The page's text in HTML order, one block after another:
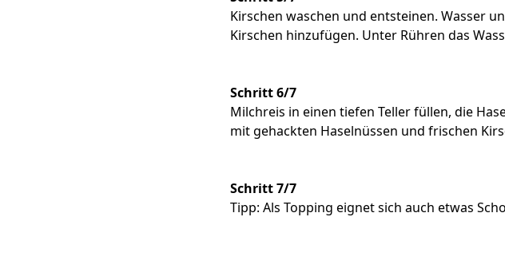
Kirschen waschen und entsteinen. Wasser
Kirschen hinzufügen. Unter Rühren das
Schritt 6/7
Milchreis in einen tiefen Teller füllen, die
mit gehackten Haselnüssen und frischen
Schritt 7/7
Tipp: Als Topping eignet sich auch etwas